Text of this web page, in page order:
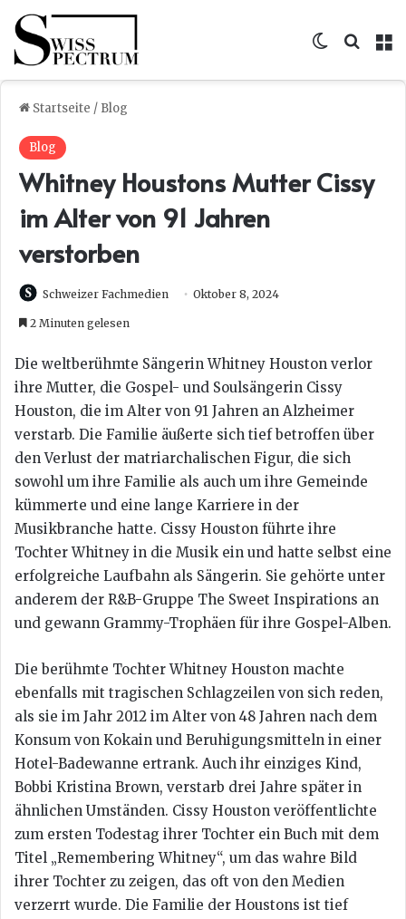
Skin
Startseite / Blog
Blog
Whitney Houstons Mutter Cissy
im Alter von 91 Jahren
verstorben
Schweizer Fachmedien Oktober 8, 2024
2 Minuten gelesen
Die weltberühmte Sängerin Whitney Houston verlor
ihre Mutter, die Gospel- und Soulsängerin Cissy
Houston, die im Alter von 91 Jahren an Alzheimer
verstarb. Die Familie äußerte sich tief betroffen über
den Verlust der matriarchalischen Figur, die sich
sowohl um ihre Familie als auch um ihre Gemeinde
kümmerte und eine lange Karriere in der
Musikbranche hatte. Cissy Houston führte ihre
Tochter Whitney in die Musik ein und hatte selbst eine
erfolgreiche Laufbahn als Sängerin. Sie gehörte unter
anderem der R&B-Gruppe The Sweet Inspirations an
und gewann Grammy-Trophäen für ihre Gospel-Alben.
Die berühmte Tochter Whitney Houston machte
ebenfalls mit tragischen Schlagzeilen von sich reden,
als sie im Jahr 2012 im Alter von 48 Jahren nach dem
Konsum von Kokain und Beruhigungsmitteln in einer
Hotel-Badewanne ertrank. Auch ihr einziges Kind,
Bobbi Kristina Brown, verstarb drei Jahre später in
ähnlichen Umständen. Cissy Houston veröffentlichte
zum ersten Todestag ihrer Tochter ein Buch mit dem
Titel „Remembering Whitney“, um das wahre Bild
ihrer Tochter zu zeigen, das oft von den Medien
verzerrt wurde. Die Familie der Houstons ist tief